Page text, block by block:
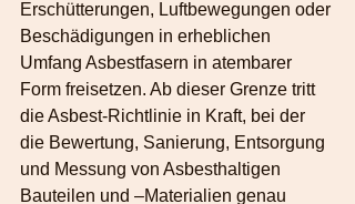
Erschütterungen, Luftbewegungen oder
Beschädigungen in erheblichen
Umfang Asbestfasern in atembarer
Form freisetzen. Ab dieser Grenze tritt
die Asbest-Richtlinie in Kraft, bei der
die Bewertung, Sanierung, Entsorgung
und Messung von Asbesthaltigen
Bauteilen und –Materialien genau